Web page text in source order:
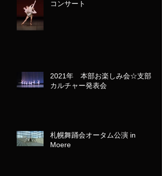
コンサート
2021年 本部お楽しみ会☆支部
カルチャー発表会
札幌舞踊会オータム公演 in
Moere